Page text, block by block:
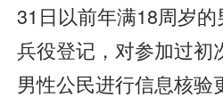
31日以前年满18周岁
兵役登记，对参加过初
男性公民进行信息核验